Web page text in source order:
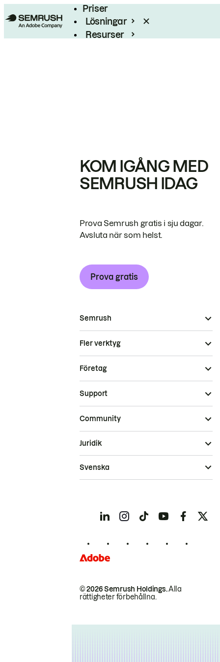
Priser
Lösningar
Resurser
KOM IGÅNG MED
SEMRUSH IDAG
Prova Semrush gratis i sju dagar.
Avsluta när som helst.
Prova gratis
Semrush
Fler verktyg
Företag
Support
Community
© 2026 Semrush Holdings.Alla
rättigheter förbehållna.
Juridik
Svenska